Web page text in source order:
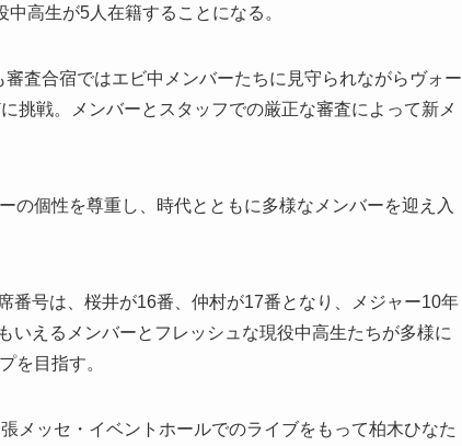
高生が5人在籍することになる。
査合宿ではエビ中メンバーたちに見守られながらヴォー
挑戦。メンバーとスタッフでの厳正な審査によって新メ
の個性を尊重し、時代とともに多様なメンバーを迎え入
番号は、桜井が16番、仲村が17番となり、メジャー10年
えるメンバーとフレッシュな現役中高生たちが多様に
を目指す。
メッセ・イベントホールでのライブをもって柏木ひなた